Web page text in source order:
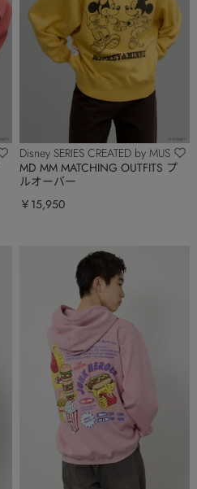
Disney SERIES CREATED by MUS
MD MM MATCHING OUTFITS プ
ルオーバー
￥15,950